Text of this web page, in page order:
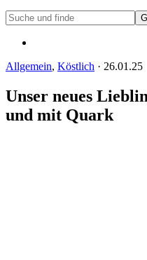
Allgemein, Köstlich · 26.01.25
Unser neues
und mit Quark